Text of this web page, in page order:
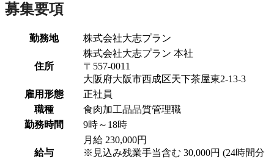
募集要項
勤務地 株式会社大志プラン
住所
株式会社大志プラン 本社
〒557-0011
大阪府大阪市西成区天下茶屋東2-13-3
雇用形態
正社員
職種
食肉加工品品質管理職
勤務時間
9時～18時
給与
月給 230,000円
※見込み残業手当含む 30,000円 (24時間分